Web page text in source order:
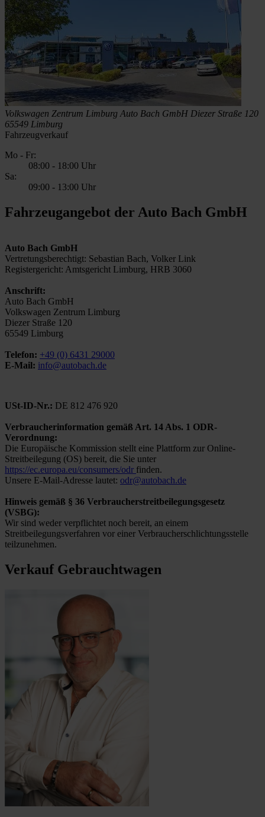
Volkswagen Zentrum Limburg Auto Bach GmbH Diezer Straße 120
65549 Limburg
Fahrzeugverkauf
Mo - Fr:
08:00 - 18:00 Uhr
Sa:
09:00 - 13:00 Uhr
Fahrzeugangebot der Auto Bach GmbH
Auto Bach GmbH
Vertretungsberechtigt: Sebastian Bach, Volker Link
Registergericht: Amtsgericht Limburg, HRB 3060
Anschrift:
Auto Bach GmbH
Volkswagen Zentrum Limburg
Diezer Straße 120
65549 Limburg
Telefon: +49 (0) 6431 29000
E-Mail: info@autobach.de
USt-ID-Nr.: DE 812 476 920
Verbraucherinformation gemäß Art. 14 Abs. 1 ODR-
Verordnung:
Die Europäische Kommission stellt eine Plattform zur Online-
Streitbeilegung (OS) bereit, die Sie unter
https://ec.europa.eu/consumers/odr finden.
Unsere E-Mail-Adresse lautet: odr@autobach.de
Hinweis gemäß § 36 Verbraucherstreitbeilegungsgesetz
(VSBG):
Wir sind weder verpflichtet noch bereit, an einem
Streitbeilegungsverfahren vor einer Verbraucherschlichtungsstelle
teilzunehmen.
Verkauf Gebrauchtwagen